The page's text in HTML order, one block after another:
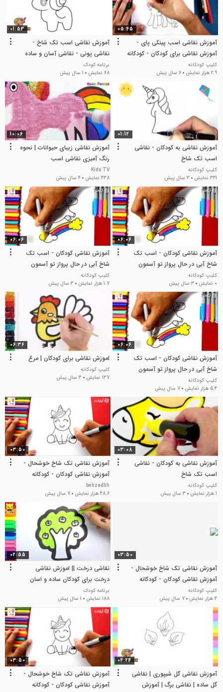
05:45
آموزش نقاشی اسب پینکی پای -
آموزش نقاشی برای کودکان - کودکانه
کلیپ کودکانه
2.9 هزار نمایش
6 سال پیش
01:53
آموزش نقاشی اسب تک شاخ -
نقاشی پونی - نقاشی آسان و ساده
برای کودکان
برنامه کودک
68 نمایش
1 سال پیش
01:12
آموزش نقاشی به کودکان - نقاشی
اسب تک شاخ
کلیپ کودکانه
341 نمایش
3 سال پیش
10:06
آموزش نقاشی زیبای حیوانات | نحوه
رنگ آمیزی نقاشی اسب
Kids TV
438 نمایش
4 سال پیش
06:06
آموزش نقاشی کودکان - اسب تک
شاخ آبی در حال پرواز تو آسمون
رنگین کمونی
کلیپ کودکانه
0 نمایش
3 سال پیش
06:06
آموزش نقاشی کودکان - اسب تک
شاخ آبی در حال پرواز تو آسمون
رنگین کمونی
کلیپ کودکانه
1.7 هزار نمایش
3 سال پیش
06:06
آموزش نقاشی کودکان - اسب تک
شاخ آبی در حال پرواز تو آسمون
رنگین کمونی
کلیپ کودکانه
5.4 هزار نمایش
7 سال پیش
06:36
اموزش نقاشی برای کودکان | مرغ
کلیپ کودکانه
137 نمایش
3 سال پیش
03:08
آموزش نقاشی به کودکان - نقاشی
اسب تک شاخ
کلیپ کودکانه
1 هزار نمایش
3 سال پیش
03:50
آموزش نقاشی تک شاخ خوشحال -
آموزش نقاشی کودکان - کودکانه
behzadhh
48.6 هزار نمایش
7 سال پیش
03:50
آموزش نقاشی تک شاخ خوشحال -
آموزش نقاشی کودکان - کودکانه
کلیپ کودکانه
4 هزار نمایش
7 سال پیش
02:55
نقاشی درخت || اموزش نقاشی
درخت برای کودکان ساده و اسان
برنامه کودک
188 نمایش
1 سال پیش
04:24
آموزش نقاشی گل شیپوری | نقاشی
گل ساده | نقاشی برگ | آموزش
03:50
آموزش نقاشی تک شاخ خوشحال -
آموزش نقاشی کودکان - کودکانه